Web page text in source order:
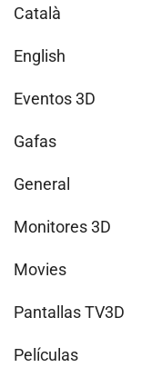
Català
English
Eventos 3D
Gafas
General
Monitores 3D
Movies
Pantallas TV3D
Películas